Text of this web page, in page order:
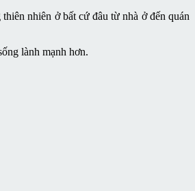
nhiên ở bất cứ đâu từ nhà ở đến quán
lành mạnh hơn.